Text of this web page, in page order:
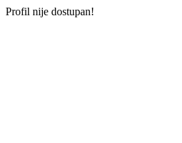
Profil nije dostupan!